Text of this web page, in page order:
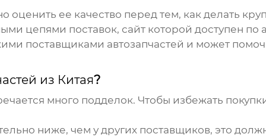
ее качество перед тем, как делать
цепями поставок, сайт которой доступен по
поставщиками автозапчастей и может
из Китая?
много подделок. Чтобы избежать
ниже, чем у других поставщиков, это